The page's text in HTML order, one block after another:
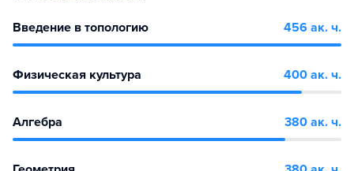
Введение в топологию 456 ак. ч.
Физическая культура 400 ак. ч.
Алгебра 380 ак. ч.